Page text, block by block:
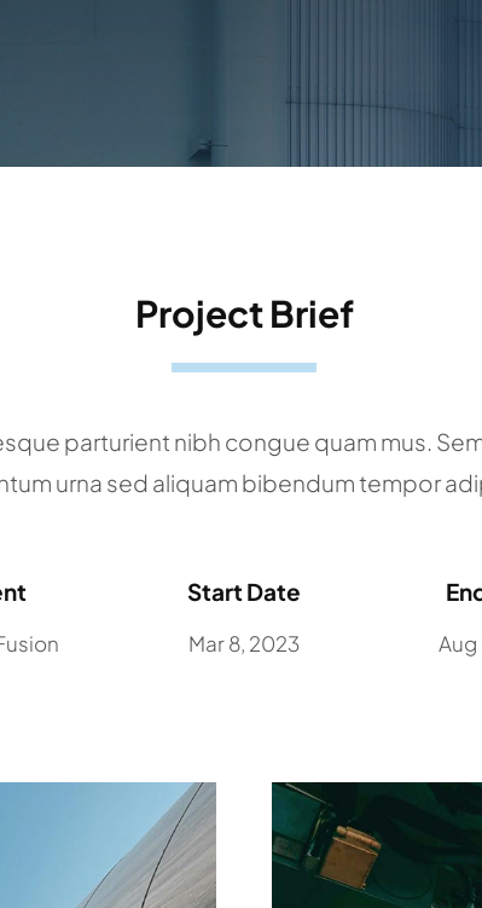
Project Brief
parturient nibh congue quam mus.
urna sed aliquam bibendum tempor
Start Date
Mar 8, 2023 Aug